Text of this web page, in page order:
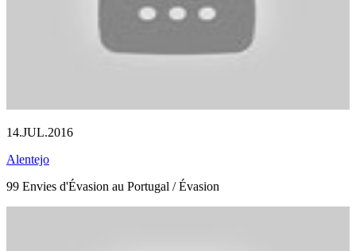
14.JUL.2016
Alentejo
99 Envies d'Évasion au Portugal / Évasion